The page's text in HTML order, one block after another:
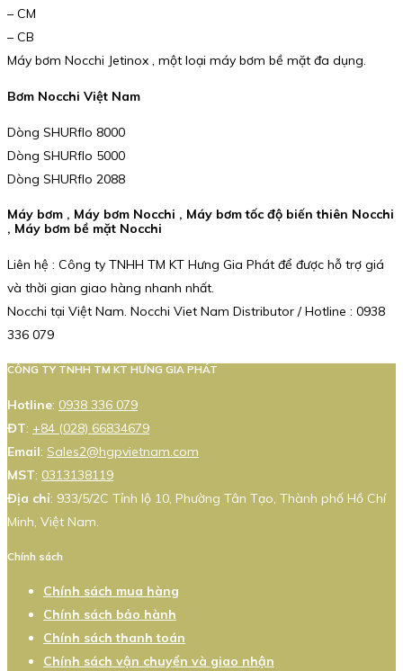
– CM
– CB
Máy bơm Nocchi Jetinox , một loại máy bơm bề mặt đa dụng.
Bơm Nocchi Việt Nam
Dòng SHURflo 8000
Dòng SHURflo 5000
Dòng SHURflo 2088
Máy bơm , Máy bơm Nocchi , Máy bơm tốc độ biến thiên Nocchi
, Máy bơm bề mặt Nocchi
Liên hệ : Công ty TNHH TM KT Hưng Gia Phát để được hỗ trợ giá
và thời gian giao hàng nhanh nhất.
Nocchi tại Việt Nam. Nocchi Viet Nam Distributor / Hotline : 0938
336 079
CÔNG TY TNHH TM KT HƯNG GIA PHÁT
Hotline: 0938 336 079
ĐT: +84 (028) 66834679
Email: Sales2@hgpvietnam.com
MST: 0313138119
Địa chỉ: 933/5/2C Tỉnh lộ 10, Phường Tân Tạo, Thành phố Hồ Chí
Minh, Việt Nam.
Chính sách
Chính sách mua hàng
Chính sách bảo hành
Chính sách thanh toán
Chính sách vận chuyển và giao nhận